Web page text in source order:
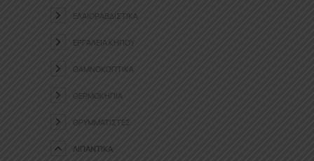
ΕΛΑΙΟΡΑΒΔΙΣΤΙΚΆ
ΕΡΓΑΛΕΊΑ ΚΉΠΟΥ
ΘΑΜΝΟΚΟΠΤΙΚΆ
ΘΕΡΜΟΚΉΠΙΑ
ΘΡΥΜΜΑΤΙΣΤΈΣ
ΛΙΠΑΝΤΙΚΆ